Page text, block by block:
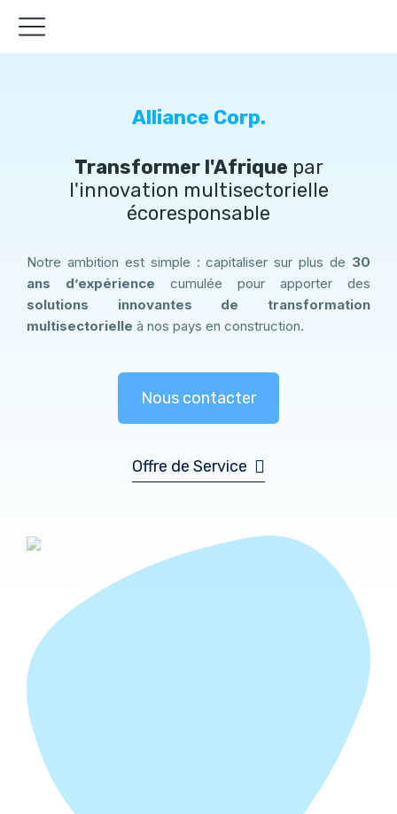
Alliance Corp.
Transformer l'Afrique par
l'innovation multisectorielle
écoresponsable
Notre ambition est simple : capitaliser sur plus de 30
ans d’expérience cumulée pour apporter des
solutions innovantes de transformation
multisectorielle à nos pays en construction.
Nous contacter
Offre de Service